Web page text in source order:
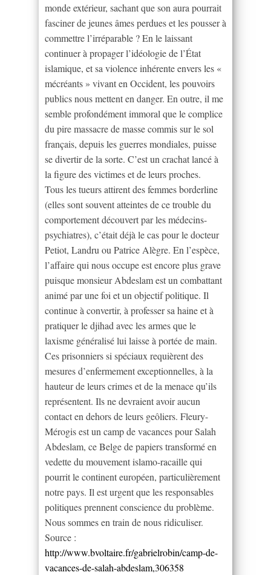
monde extérieur, sachant que son aura pourrait
fasciner de jeunes âmes perdues et les pousser à
commettre l’irréparable ? En le laissant
continuer à propager l’idéologie de l’État
islamique, et sa violence inhérente envers les «
mécréants » vivant en Occident, les pouvoirs
publics nous mettent en danger. En outre, il me
semble profondément immoral que le complice
du pire massacre de masse commis sur le sol
français, depuis les guerres mondiales, puisse
se divertir de la sorte. C’est un crachat lancé à
la figure des victimes et de leurs proches.
Tous les tueurs attirent des femmes borderline
(elles sont souvent atteintes de ce trouble du
comportement découvert par les médecins-
psychiatres), c’était déjà le cas pour le docteur
Petiot, Landru ou Patrice Alègre. En l’espèce,
l’affaire qui nous occupe est encore plus grave
puisque monsieur Abdeslam est un combattant
animé par une foi et un objectif politique. Il
continue à convertir, à professer sa haine et à
pratiquer le djihad avec les armes que le
laxisme généralisé lui laisse à portée de main.
Ces prisonniers si spéciaux requièrent des
mesures d’enfermement exceptionnelles, à la
hauteur de leurs crimes et de la menace qu’ils
représentent. Ils ne devraient avoir aucun
contact en dehors de leurs geôliers. Fleury-
Mérogis est un camp de vacances pour Salah
Abdeslam, ce Belge de papiers transformé en
vedette du mouvement islamo-racaille qui
pourrit le continent européen, particulièrement
notre pays. Il est urgent que les responsables
politiques prennent conscience du problème.
Nous sommes en train de nous ridiculiser.
Source :
http://www.bvoltaire.fr/gabrielrobin/camp-de-
vacances-de-salah-abdeslam,306358